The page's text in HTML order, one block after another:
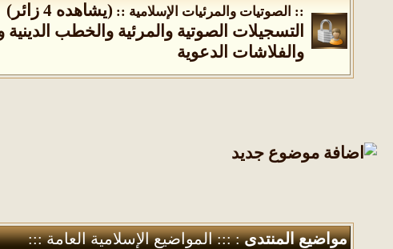
:: الصوتيات والمرئيات الإسلامية :: (يشاهده 4 زائر)
التسجيلات الصوتية والمرئية والخطب الدينية
والفلاشات الدعوية
مواضيع المنتدى: ::: المواضيع الإسلامية العامة :::